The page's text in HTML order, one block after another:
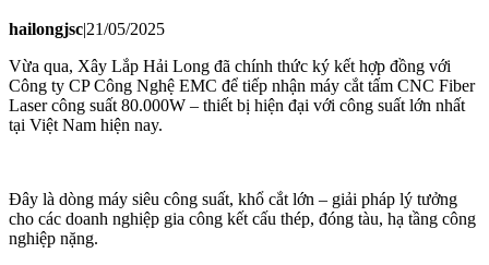
hailongjsc|21/05/2025
Vừa qua, Xây Lắp Hải Long đã chính thức ký kết hợp đồng với
Công ty CP Công Nghệ EMC để tiếp nhận máy cắt tấm CNC Fiber
Laser công suất 80.000W – thiết bị hiện đại với công suất lớn nhất
tại Việt Nam hiện nay.
Đây là dòng máy siêu công suất, khổ cắt lớn – giải pháp lý tưởng
cho các doanh nghiệp gia công kết cấu thép, đóng tàu, hạ tầng công
nghiệp nặng.